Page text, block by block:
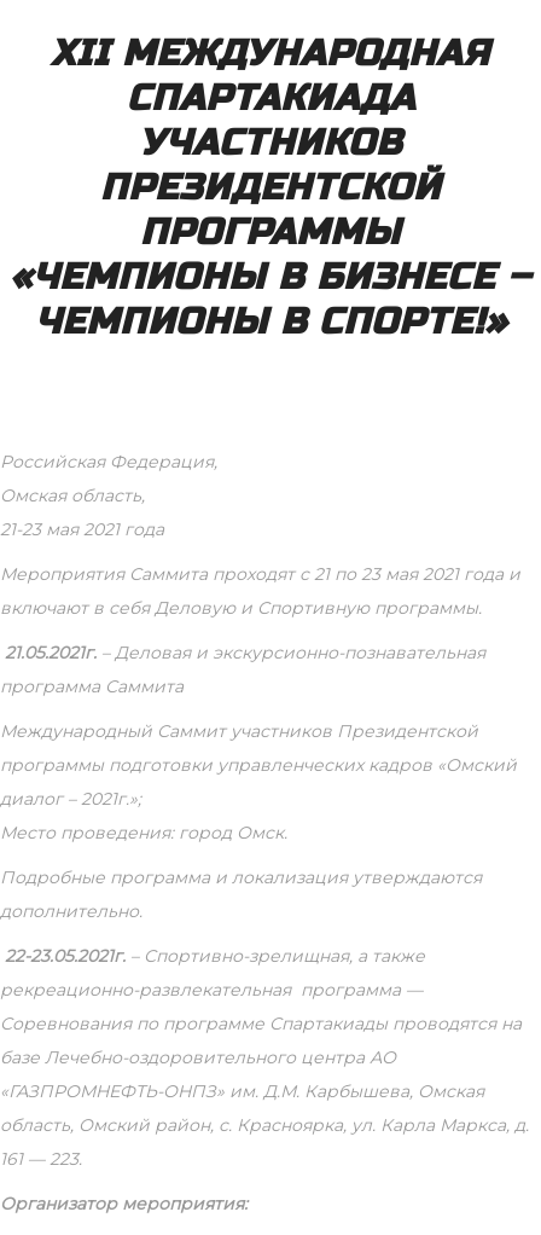
XIIМЕЖДУНАРОДНАЯ
СПАРТАКИАДА
УЧАСТНИКОВ
ПРЕЗИДЕНТСКОЙ
ПРОГРАММЫ
«ЧЕМПИОНЫ В БИЗНЕСЕ –
ЧЕМПИОНЫ В СПОРТЕ!»
Российская Федерация,
Омская область,
21-23 мая 2021 года
Мероприятия Саммита проходят с 21 по 23 мая 2021 года и
включают в себя Деловую и Спортивную программы.
21.05.2021г. – Деловая и экскурсионно-познавательная
программа Саммита
Международный Саммит участников Президентской
программы подготовки управленческих кадров «Омский
диалог – 2021г.»;
Место проведения: город Омск.
Подробные программа и локализация утверждаются
дополнительно.
22-23.05.2021г. – Спортивно-зрелищная, а также
рекреационно-развлекательная программа —
Соревнования по программе Спартакиады проводятся на
базе Лечебно-оздоровительного центра АО
«ГАЗПРОМНЕФТЬ-ОНПЗ» им. Д.М. Карбышева, Омская
область, Омский район, с. Красноярка, ул. Карла Маркса, д.
161 — 223.
Организатор мероприятия: